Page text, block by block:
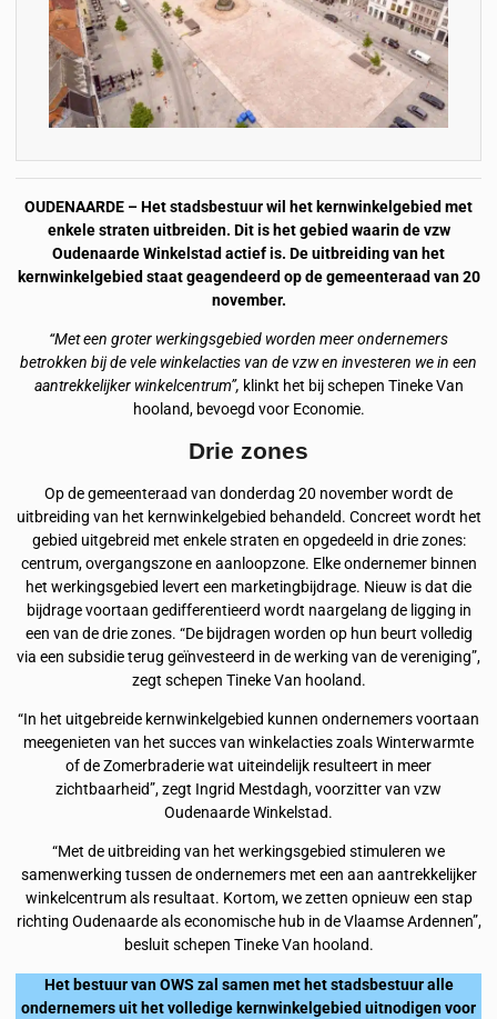
OUDENAARDE – Het stadsbestuur wil het kernwinkelgebied met
enkele straten uitbreiden. Dit is het gebied waarin de vzw
Oudenaarde Winkelstad actief is. De uitbreiding van het
kernwinkelgebied staat geagendeerd op de gemeenteraad van 20
november.
“Met een groter werkingsgebied worden meer ondernemers
betrokken bij de vele winkelacties van de vzw en investeren we in een
aantrekkelijker winkelcentrum”, klinkt het bij schepen Tineke Van
hooland, bevoegd voor Economie.
Drie zones
Op de gemeenteraad van donderdag 20 november wordt de
uitbreiding van het kernwinkelgebied behandeld. Concreet wordt het
gebied uitgebreid met enkele straten en opgedeeld in drie zones:
centrum, overgangszone en aanloopzone. Elke ondernemer binnen
het werkingsgebied levert een marketingbijdrage. Nieuw is dat die
bijdrage voortaan gedifferentieerd wordt naargelang de ligging in
een van de drie zones. “De bijdragen worden op hun beurt volledig
via een subsidie terug geïnvesteerd in de werking van de vereniging”,
zegt schepen Tineke Van hooland.
“In het uitgebreide kernwinkelgebied kunnen ondernemers voortaan
meegenieten van het succes van winkelacties zoals Winterwarmte
of de Zomerbraderie wat uiteindelijk resulteert in meer
zichtbaarheid”, zegt Ingrid Mestdagh, voorzitter van vzw
Oudenaarde Winkelstad.
“Met de uitbreiding van het werkingsgebied stimuleren we
samenwerking tussen de ondernemers met een aan aantrekkelijker
winkelcentrum als resultaat. Kortom, we zetten opnieuw een stap
richting Oudenaarde als economische hub in de Vlaamse Ardennen”,
besluit schepen Tineke Van hooland.
Het bestuur van OWS zal samen met het stadsbestuur alle
ondernemers uit het volledige kernwinkelgebied uitnodigen voor